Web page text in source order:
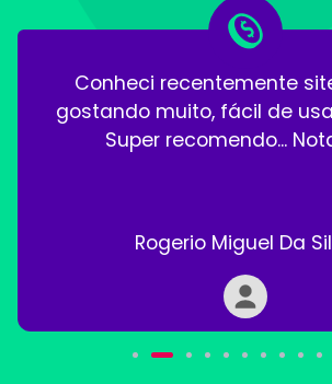
Conheci recentemente
gostando muito, fácil de
Super recomendo...
Rogerio Miguel Da